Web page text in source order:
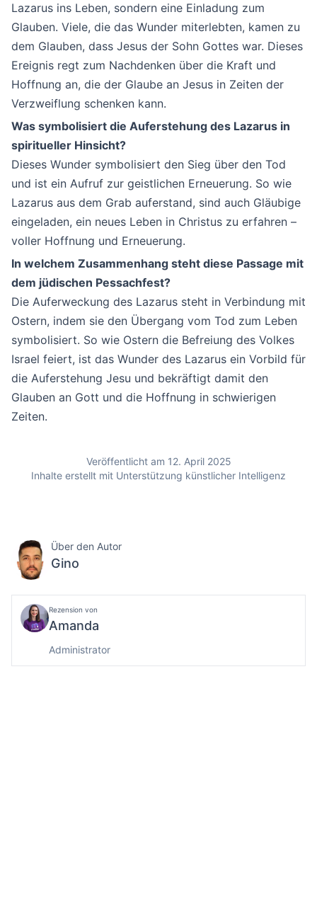
Lazarus ins Leben, sondern eine Einladung zum
Glauben. Viele, die das Wunder miterlebten, kamen zu
dem Glauben, dass Jesus der Sohn Gottes war. Dieses
Ereignis regt zum Nachdenken über die Kraft und
Hoffnung an, die der Glaube an Jesus in Zeiten der
Verzweiflung schenken kann.
Was symbolisiert die Auferstehung des Lazarus in
spiritueller Hinsicht?
Dieses Wunder symbolisiert den Sieg über den Tod
und ist ein Aufruf zur geistlichen Erneuerung. So wie
Lazarus aus dem Grab auferstand, sind auch Gläubige
eingeladen, ein neues Leben in Christus zu erfahren –
voller Hoffnung und Erneuerung.
In welchem Zusammenhang steht diese Passage mit
dem jüdischen Pessachfest?
Die Auferweckung des Lazarus steht in Verbindung mit
Ostern, indem sie den Übergang vom Tod zum Leben
symbolisiert. So wie Ostern die Befreiung des Volkes
Israel feiert, ist das Wunder des Lazarus ein Vorbild für
die Auferstehung Jesu und bekräftigt damit den
Glauben an Gott und die Hoffnung in schwierigen
Zeiten.
Veröffentlicht am 12. April 2025
Inhalte erstellt mit Unterstützung künstlicher Intelligenz
Über den Autor
Gino
Rezension von
Amanda
Administrator